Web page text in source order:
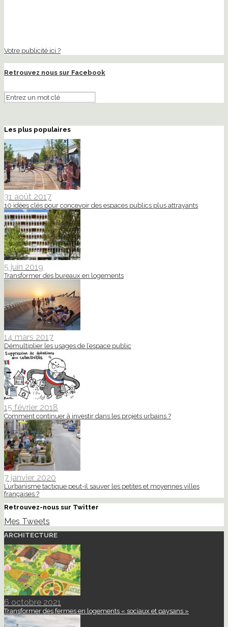
Votre publicité ici ?
Retrouvez nous sur Facebook
Les plus populaires
31 août 2017
10 idées clés pour concevoir des espaces publics plus attrayants
5 juin 2019
Transformer des bureaux en logements
14 mars 2017
Démultiplier les usages de l’espace public
15 février 2018
Comment continuer à investir dans les projets urbains ?
7 janvier 2020
L’urbanisme tactique peut-il sauver les petites et moyennes villes
françaises ?
Retrouvez-nous sur Twitter
Mes Tweets
ARCHITECTURE
6 octobre 2021
Transformer des fermes en logements « sociaux et paysans »